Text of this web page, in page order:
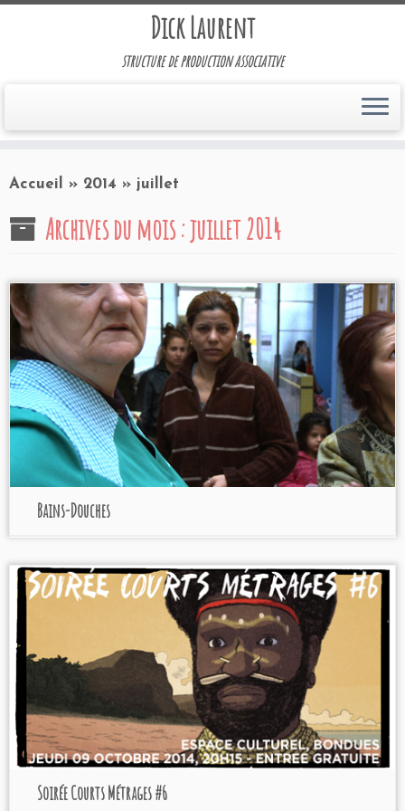
Dick Laurent
structure de production associative
Accueil » 2014 » juillet
Archives du mois :juillet 2014
Bains-Douches
Soirée Courts Métrages #6